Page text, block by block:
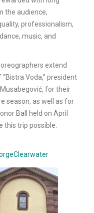
the audience,
professionalism,
music, and
extend
Voda,” president
for their
season, as well as for
Ball held on April
this trip possible.